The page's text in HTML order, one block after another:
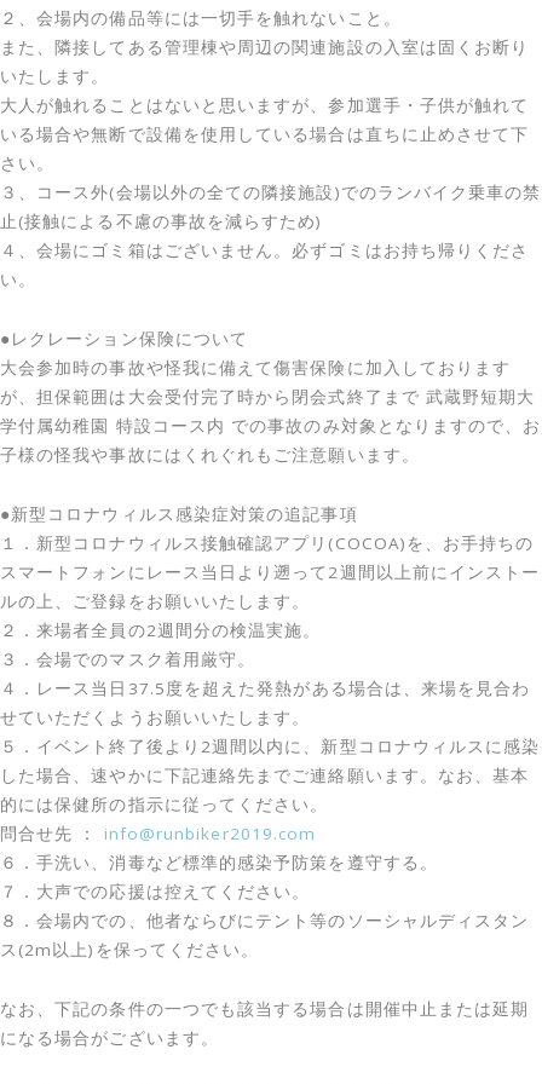
２、会場内の備品等には一切手を触れないこと。
また、隣接してある管理棟や周辺の関連施設の入室は固くお断り
いたします。
大人が触れることはないと思いますが、参加選手・子供が触れて
いる場合や無断で設備を使用している場合は直ちに止めさせて下
さい。
３、コース外(会場以外の全ての隣接施設)でのランバイク乗車の禁
止(接触による不慮の事故を減らすため)
４、会場にゴミ箱はございません。必ずゴミはお持ち帰りくださ
い。
●レクレーション保険について
大会参加時の事故や怪我に備えて傷害保険に加入しております
が、担保範囲は大会受付完了時から閉会式終了まで 武蔵野短期大
学付属幼稚園 特設コース内 での事故のみ対象となりますので、お
子様の怪我や事故にはくれぐれもご注意願います。
●新型コロナウィルス感染症対策の追記事項
１．新型コロナウィルス接触確認アプリ(COCOA)を、お手持ちの
スマートフォンにレース当日より遡って2週間以上前にインストー
ルの上、ご登録をお願いいたします。
２．来場者全員の2週間分の検温実施。
３．会場でのマスク着用厳守。
４．レース当日37.5度を超えた発熱がある場合は、来場を見合わ
せていただくようお願いいたします。
５．イベント終了後より2週間以内に、新型コロナウィルスに感染
した場合、速やかに下記連絡先までご連絡願います。なお、基本
的には保健所の指示に従ってください。
問合せ先 ： info@runbiker2019.com
６．手洗い、消毒など標準的感染予防策を遵守する。
７．大声での応援は控えてください。
８．会場内での、他者ならびにテント等のソーシャルディスタン
ス(2m以上)を保ってください。
なお、下記の条件の一つでも該当する場合は開催中止または延期
になる場合がございます。